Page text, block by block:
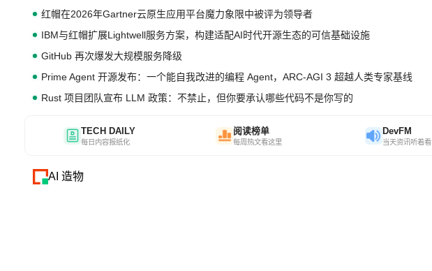
红帽在2026年Gartner云原生应用平台魔力象限中被评为领导者
IBM与红帽扩展Lightwell服务方案，构建适配AI时代开源生态的可信基础设施
GitHub 再次爆发大规模服务降级
Prime Agent 开源发布：一个能自我改进的编程 Agent，ARC-AGI 3 超越人类专家基线
Rust 项目团队宣布 LLM 政策：不禁止，但你要承认哪些代码不是你写的
TECH DAILY
每日内容报纸化
阅读榜单
每周热文看这里
DevFM
当天资讯听着看
AI 造物